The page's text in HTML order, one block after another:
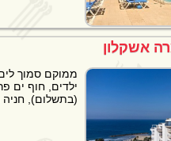
אשקלון
ממוקם סמוך
(בתשלום), חניה